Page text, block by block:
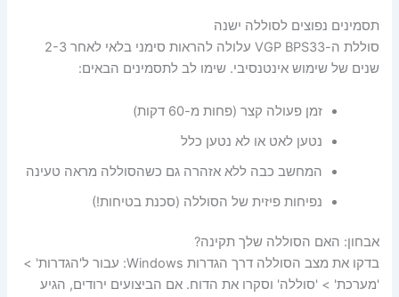
תסמינים נפוצים לסוללה ישנה
סוללת ה-VGP BPS33 עלולה להראות סימני בלאי לאחר 2-3
שנים של שימוש אינטנסיבי. שימו לב לתסמינים הבאים:
זמן פעולה קצר (פחות מ-60 דקות)
נטען לאט או לא נטען כלל
המחשב כבה ללא אזהרה גם כשהסוללה מראה טעינה
נפיחות פיזית של הסוללה (סכנת בטיחות!)
אבחון: האם הסוללה שלך תקינה?
בדקו את מצב הסוללה דרך הגדרות Windows: עבור ל'הגדרות' >
'מערכת' > 'סוללה' וסקרו את הדוח. אם הביצועים ירודים, הגיע